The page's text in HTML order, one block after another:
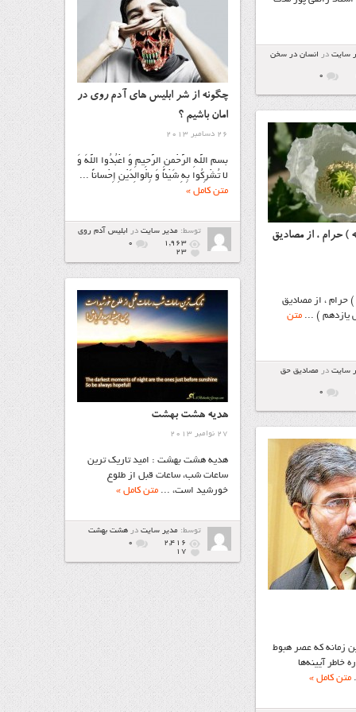
سایت در انسان در سخن
۰
چگونه از شر ابلیس های آدم روی در
امان باشیم ؟
26 دسامبر 2013
بسم اللَّهِ الرَّحْمنِ الرَّحِيمِ وَ اعْبُدُوا اللَّهَ وَ
لا تُشْرِکُوا بِهِ شَيْئاً وَ بِالْوالِدَيْنِ إِحْساناً ...
متن کامل »
توسط: مدیر سایت در ابليس آدم روي
1,963
۰
23
) حرام ، از مصادیق
حرام ، از مصادیق
یازدهم ) ... متن
سایت در مصاديق حق
۰
هدیه هشت بهشت
27 نوامبر 2013
هدیه هشت بهشت : امید تاریک ترین
ساعات شب، ساعات قبل از طلوع
خورشید است، ... متن کامل »
توسط: مدیر سایت در هشت بهشت
2,416
۰
17
زمانه‌ كه‌ عصر هبوط‌
خاطر آيينه‌ها
متن کامل »